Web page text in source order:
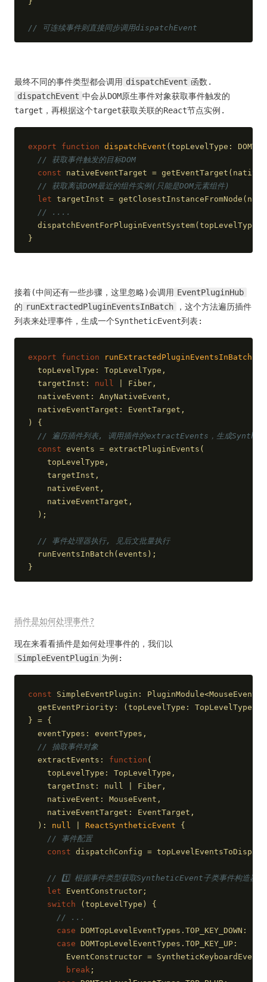
// 可连续事件则直接同步调用dispatchEvent
最终不同的事件类型都会调用 dispatchEvent 函数.
dispatchEvent 中会从DOM原生事件对象获取事件触发的
target，再根据这个target获取关联的React节点实例.
export function dispatchEvent ( topLevelType:
// 获取事件触发的目标DOM
const nativeEventTarget =
// 获取离该DOM最近的组件实例(只能是DOM元素组件)
let targetInst =
// ....
}
接着(中间还有一些步骤，这里忽略)会调用 EventPluginHub
的 runExtractedPluginEventsInBatch
，这个方法遍历插件
列表来处理事件，生成一个SyntheticEvent列表:
export function runExtractedPluginEventsInBatch
  topLevelType: TopLevelType,
  targetInst:
null
| Fiber,
  nativeEvent: AnyNativeEvent,
  nativeEventTarget: EventTarget,
) {
// 遍历插件列表, 调用插件的extractEvents，生成
const events = extractPluginEvents(
    topLevelType,
    targetInst,
    nativeEvent,
    nativeEventTarget,
  );
// 事件处理器执行, 见后文批量执行
  runEventsInBatch(events);
}
插件是如何处理事件?
现在来看看插件是如何处理事件的，我们以
SimpleEventPlugin 为例:
const SimpleEventPlugin:
  getEventPriority:
( topLevelType: TopLevelType
} = {
  eventTypes: eventTypes,
// 抽取事件对象
  extractEvents:
function (
    topLevelType: TopLevelType,
    targetInst: null | Fiber,
    nativeEvent: MouseEvent,
    nativeEventTarget: EventTarget,
): null ReactSyntheticEvent
{
// 事件配置
const dispatchConfig =
// 1️⃣ 根据事件类型获取SyntheticEvent子类事件构造器
let EventConstructor;
switch (topLevelType) {
// ...
case DOMTopLevelEventTypes.TOP_KEY_DOWN:
case DOMTopLevelEventTypes.TOP_KEY_UP:
        EventConstructor = SyntheticKeyboardEvent;
break ;